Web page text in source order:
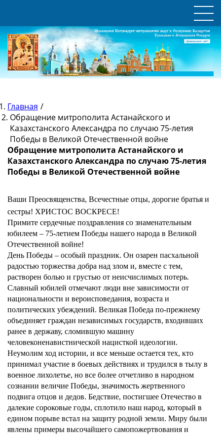
Главная /
Обращение митрополита Астанайского и
Казахстанского Александра по случаю 75-летия
Победы в Великой Отечественной войне
Обращение митрополита Астанайского и
Казахстанского Александра по случаю 75-летия
Победы в Великой Отечественной войне
Ваши Преосвященства, Всечестные отцы, дорогие братья и
сестры! ХРИСТОС ВОСКРЕСЕ!
Примите сердечные поздравления со знаменательным
юбилеем – 75-летием Победы нашего народа в Великой
Отечественной войне!
День Победы – особый праздник. Он озарен пасхальной
радостью торжества добра над злом и, вместе с тем,
растворен болью и грустью от неисчислимых потерь.
Славный юбилей отмечают люди вне зависимости от
национальности и вероисповедания, возраста и
политических убеждений. Великая Победа по-прежнему
объединяет граждан независимых государств, входивших
ранее в державу, сломившую машину
человеконенавистнической нацисткой идеологии.
Неумолим ход истории, и все меньше остается тех, кто
принимал участие в боевых действиях и трудился в тылу в
военное лихолетье, но все более отчетливо в народном
сознании величие Победы, значимость жертвенного
подвига отцов и дедов. Бедствие, постигшее Отечество в
далекие сороковые годы, сплотило наш народ, который в
едином порыве встал на защиту родной земли. Миру были
явлены примеры высочайшего самопожертвования и